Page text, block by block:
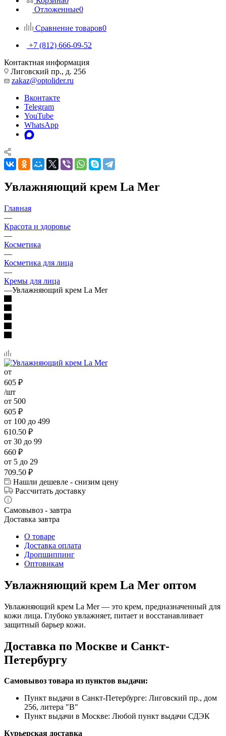
Отложенные0
Сравнение товаров0
+7 (812) 666-09-52
Контактная информация
Лиговский пр., д. 256
zakaz@optolider.ru
Вконтакте
Telegram
YouTube
WhatsApp
Увлажняющий крем La Mer
Главная
—
Красота и здоровье
—
Косметика
—
Косметика для лица
—
Кремы для лица
—Увлажняющий крем La Mer
от
605 ₽
/шт
от 500
605 ₽
от 100 до 499
610.50 ₽
от 30 до 99
660 ₽
от 5 до 29
709.50 ₽
Нашли дешевле - снизим цену
Рассчитать доставку
Самовывоз - завтра
Доставка завтра
О товаре
Доставка оплата
Дропшиппинг
Оптовикам
Увлажняющий крем La Mer оптом
Увлажняющий крем La Mer — это крем, предназначенный для
кожи лица. Глубоко увлажняет, питает и восстанавливает
защитный барьер кожи.
Доставка по Москве и Санкт-
Петербургу
Самовывоз товара из пунктов выдачи:
Пункт выдачи в Санкт-Петербурге: Лиговский пр., дом
256, литера "В"
Пункт выдачи в Москве: Любой пункт выдачи СДЭК
Курьерская доставка